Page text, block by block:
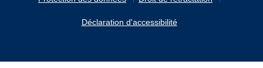
Déclaration d'accessibilité